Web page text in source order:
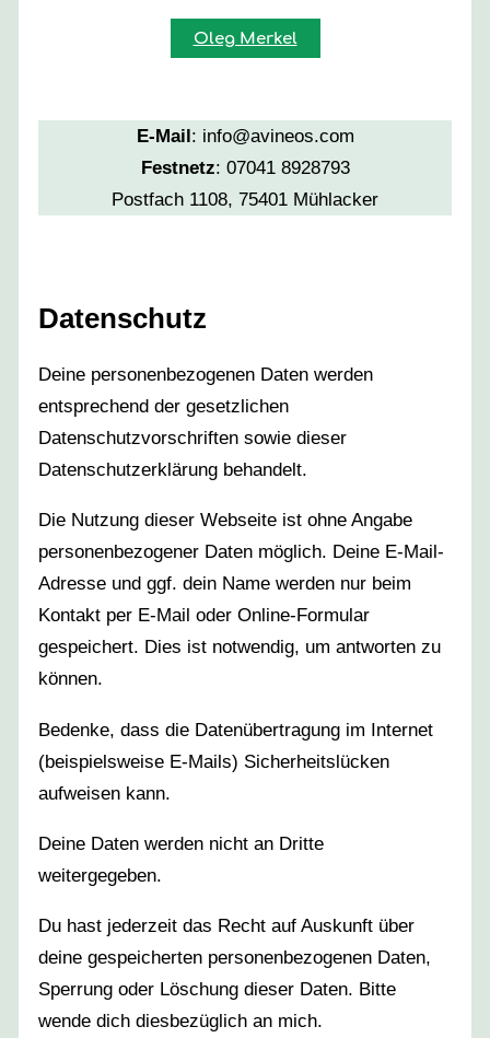
Oleg Merkel
E-Mail: info@avineos.com
Festnetz: 07041 8928793
Postfach 1108, 75401 Mühlacker
Datenschutz
Deine personenbezogenen Daten werden
entsprechend der gesetzlichen
Datenschutzvorschriften sowie dieser
Datenschutzerklärung behandelt.
Die Nutzung dieser Webseite ist ohne Angabe
personenbezogener Daten möglich. Deine E-Mail-
Adresse und ggf. dein Name werden nur beim
Kontakt per E-Mail oder Online-Formular
gespeichert. Dies ist notwendig, um antworten zu
können.
Bedenke, dass die Datenübertragung im Internet
(beispielsweise E-Mails) Sicherheitslücken
aufweisen kann.
Deine Daten werden nicht an Dritte
weitergegeben.
Du hast jederzeit das Recht auf Auskunft über
deine gespeicherten personenbezogenen Daten,
Sperrung oder Löschung dieser Daten. Bitte
wende dich diesbezüglich an mich.